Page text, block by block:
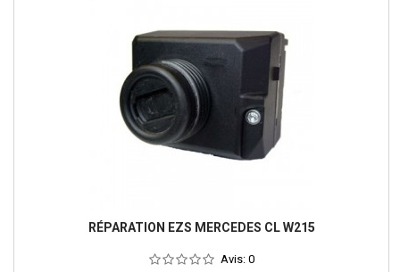
RÉPARATION EZS MERCEDES CL W215
Avis: 0